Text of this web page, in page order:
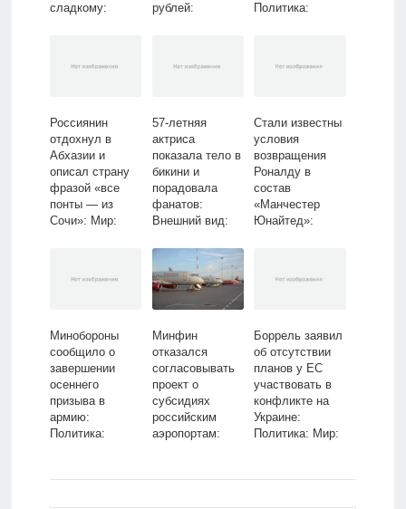
сладкому:
рублей:
Политика:
Россиянин
отдохнул в
Абхазии и
описал страну
фразой «все
понты — из
Сочи»: Мир:
57-летняя
актриса
показала тело в
бикини и
порадовала
фанатов:
Внешний вид:
Lenta.ru
Стали известны
условия
возвращения
Роналду в
состав
«Манчестер
Юнайтед»:
Минобороны
сообщило о
завершении
осеннего
призыва в
армию:
Политика:
Минфин
отказался
согласовывать
проект о
субсидиях
российским
аэропортам:
Lenta.ru
Боррель заявил
об отсутствии
планов у ЕС
участвовать в
конфликте на
Украине:
Политика: Мир: